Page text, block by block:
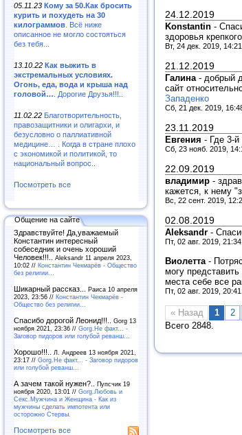
05.11.23 Кому за 50.Как бросить
курить и похудеть на 30
килограммов . Всё ниже
описанное не могло состояться
без тебя...
13.10.22 Как выжить в
экстремальных условиях.
Огонь, еда, вода и крыша над
головой… . Дорогие Друзья!!!..
11.02.22 Благотворительность,
правозащитники и олигархи, и
безусловно о паллиативной
медицине… . Когда в стране плохо
с экономикой и политикой, то
национальный вопрос..
Посмотреть все
Общение на сайте
Здравствуйте! Да,уважаемый
Константин интересный
собеседник и очень хороший
Человек!!!.. Aleksandr 11 апреля 2023,
10:02 // Константин Чекмарёв - Общество
без религии...
Шикарный рассказ... Раиса 10 апреля
2023, 23:56 // Константин Чекмарёв -
Общество без религии...
Спасибо дорогой Леонид!!!.. Gorg 13
ноября 2021, 23:36 // Gorg.Не факт... -
Заговор пидоров или голубой реванш…
Хорошо!!!..
Л. Андреев 13 ноября 2021,
23:17 // Gorg.Не факт... - Заговор пидоров
или голубой реванш…
А зачем такой нужен?.. Пупсчик 19
ноября 2020, 13:01 // Gorg.Любовь и
Секс.Мужчина и Женщина - Как из
мужчины сделать импотента или
осторожно Стервы.
Посмотреть все
24.12.2019
Konstantin -
здоровья
Вт, 24 дек. 2019,
21.12.2019
Галина - добрый
сайт
Западенко
Сб, 21 дек. 2019,
23.11.2019
Евгения - Где 3-
Сб, 23 нояб. 2019,
22.09.2019
владимир -
кажется, к нему
Вс, 22 сент. 2019,
02.08.2019
Aleksandr -
Пт, 02 авг. 2019,
Виолетта -
могу
места себе все
Пт, 02 авг. 2019,
« Назад 1 2
Всего 2848.